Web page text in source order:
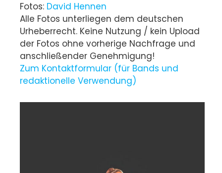
Fotos: David Hennen
Alle Fotos unterliegen dem deutschen
Urheberrecht. Keine Nutzung / kein Upload
der Fotos ohne vorherige Nachfrage und
anschließender Genehmigung!
Zum Kontaktformular (für Bands und
redaktionelle Verwendung)